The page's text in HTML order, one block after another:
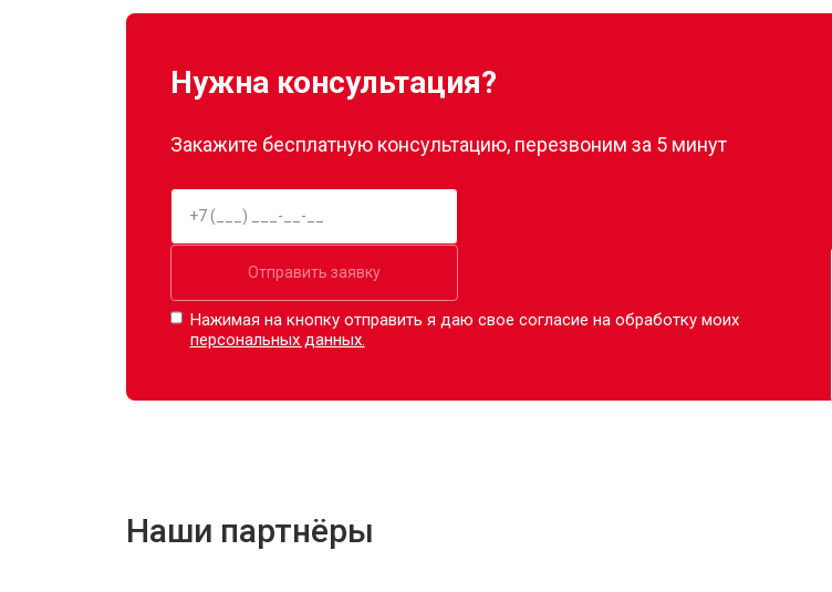
Нужна консультация?
Закажите бесплатную консультацию, перезвоним за 5 минут
Отправить заявку
Нажимая на кнопку отправить я даю свое согласие на обработку моих
персональных данных.
Наши партнёры